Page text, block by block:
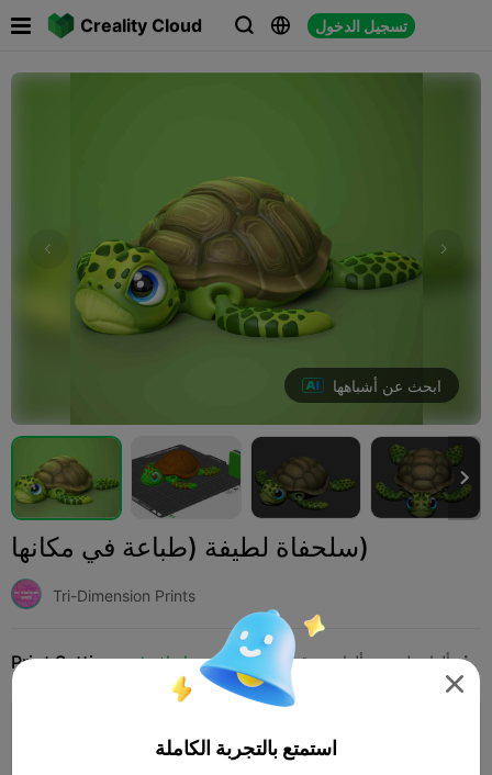
Creality Cloud   تسجيل الدخول
 
ابحث عن أشباهها

سلحفاة لطيفة (طباعة في مكانها)
Tri-Dimension Prints
Print Settings إضافة ألعاب ألعاب لوحية وألعاب ورق 
إضافة إعدادات الطباعة
كسب المزيد من النقاط

استمتع بالتجربة الكاملة